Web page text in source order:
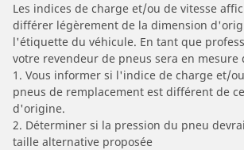
Les indices de charge et/ou de vitesse
différer légèrement de la dimension
l'étiquette du véhicule. En tant que
votre revendeur de pneus sera en mesure
1. Vous informer si l'indice de charge et/
pneus de remplacement est différent de
d'origine.
2. Déterminer si la pression du pneu
taille alternative proposée